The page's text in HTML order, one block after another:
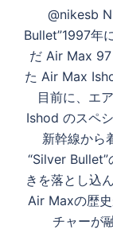
@nikesb
Bullet”1997年
だ Air Max 97
た Air Max
目前に、エ
Ishod のスペ
新幹線から
“Silver
きを落とし込
Air Maxの歴
チャーが